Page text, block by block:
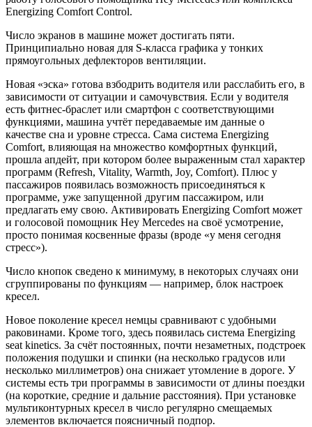
Energizing Comfort Control.
Число экранов в машине может достигать пяти.
Принципиально новая для S-класса графика у тонких
прямоугольных дефлекторов вентиляции.
Новая «эска» готова взбодрить водителя или расслабить его, в
зависимости от ситуации и самочувствия. Если у водителя
есть фитнес-браслет или смартфон с соответствующими
функциями, машина учтёт передаваемые им данные о
качестве сна и уровне стресса. Сама система Energizing
Comfort, влияющая на множество комфортных функций,
прошла апдейт, при котором более выраженным стал характер
программ (Refresh, Vitality, Warmth, Joy, Comfort). Плюс у
пассажиров появилась возможность присоединяться к
программе, уже запущенной другим пассажиром, или
предлагать ему свою. Активировать Energizing Comfort может
и голосовой помощник Hey Mercedes на своё усмотрение,
просто понимая косвенные фразы (вроде «у меня сегодня
стресс»).
Число кнопок сведено к минимуму, в некоторых случаях они
сгруппированы по функциям — например, блок настроек
кресел.
Новое поколение кресел немцы сравнивают с удобными
раковинами. Кроме того, здесь появилась система Energizing
seat kinetics. За счёт постоянных, почти незаметных, подстроек
положения подушки и спинки (на несколько градусов или
несколько миллиметров) она снижает утомление в дороге. У
системы есть три программы в зависимости от длины поездки
(на короткие, средние и дальние расстояния). При установке
мультиконтурных кресел в число регулярно смещаемых
элементов включается поясничный подпор.